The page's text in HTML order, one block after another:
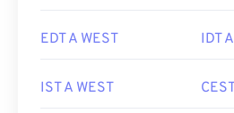
EDT A WEST IDT
IST A WEST